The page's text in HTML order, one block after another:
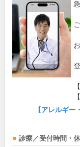
【アレルギー
診療／受付時間・